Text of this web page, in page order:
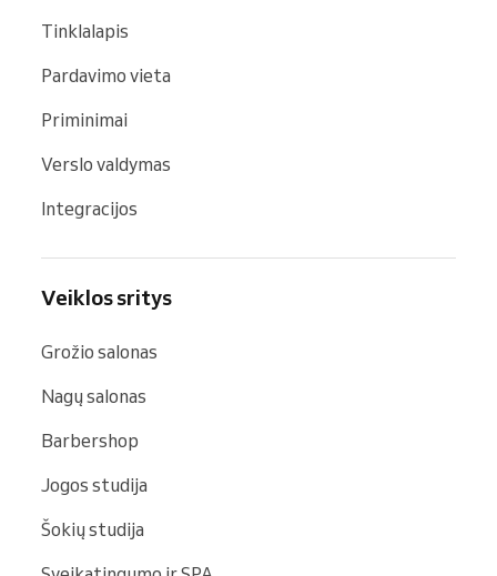
Tinklalapis
Pardavimo vieta
Priminimai
Verslo valdymas
Integracijos
Veiklos sritys
Grožio salonas
Nagų salonas
Barbershop
Jogos studija
Šokių studija